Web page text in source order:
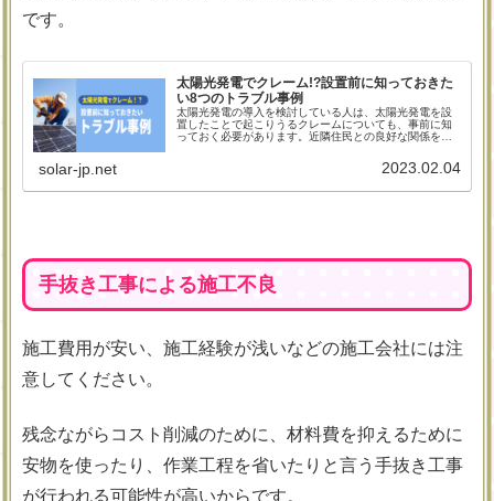
です。
太陽光発電でクレーム!?設置前に知っておきた
い8つのトラブル事例
太陽光発電の導入を検討している人は、太陽光発電を設
置したことで起こりうるクレームについても、事前に知
っておく必要があります。近隣住民との良好な関係を崩
きましょう。場合によっては裁判沙汰になるケースも珍
しくありませんので、軽視してはいけません。
solar-jp.net 2023.02.04
手抜き工事による施工不良
施工費用が安い、施工経験が浅いなどの施工会社には注
意してください。
残念ながらコスト削減のために、材料費を抑えるために
安物を使ったり、作業工程を省いたりと言う手抜き工事
が行われる可能性が高いからです。